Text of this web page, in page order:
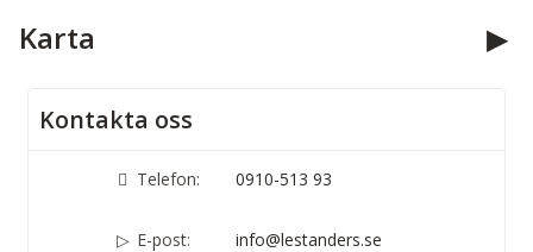
Karta
Kontakta oss
Telefon: 0910-513 93
E-post: info@lestanders.se